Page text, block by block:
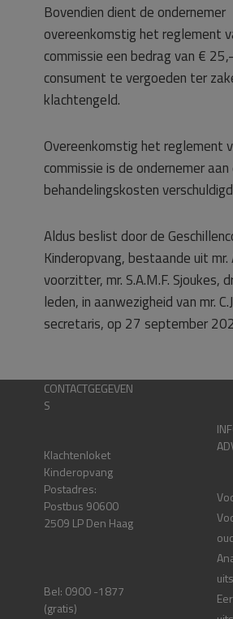
Bovendien dient de ondernemer
overeenkomstig het reglement
commissie een bedrag van €
consument te vergoeden ter
klachtengeld.
Overeenkomstig het reglement
commissie is de ondernemer
behandelingskosten
Aldus beslist door de
Kinderopvang, bestaande uit mr.
voorzitter, mr. S.A.M.F. Sjoukes,
leden, in aanwezigheid van mr.
secretaris, op 27 september
CONTACTGEGEVEN
S
Klachtenloket
Kinderopvang
Postadres:
Postbus 90600
2509 LP Den Haag
Bel: 0900 -1877
(gratis)